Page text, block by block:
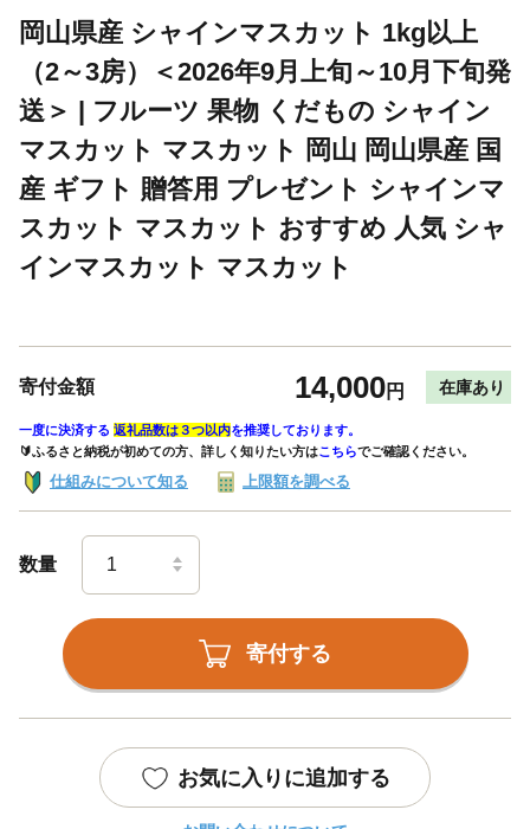
岡山県産 シャインマスカット 1kg以上
（2～3房）＜2026年9月上旬～10月下旬発
送＞ | フルーツ 果物 くだもの シャイン
マスカット マスカット 岡山 岡山県産 国
産 ギフト 贈答用 プレゼント シャインマ
スカット マスカット おすすめ 人気 シャ
インマスカット マスカット
寄付金額 14,000円 在庫あり
一度に決済する 返礼品数は３つ以内を推奨しております。
🔰ふるさと納税が初めての方、詳しく知りたい方はこちらでご確認ください。
仕組みについて知る 上限額を調べる
数量
寄付する
お気に入りに追加する